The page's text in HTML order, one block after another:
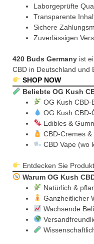
Laborgeprüfte
Transparente
Sichere
Zuverlässigen
420 Buds Germany ist
CBD in Deutschland und
SHOP NOW
Beliebte OG Kush
OG Kush CBD-
OG Kush CBD-
Edibles &
CBD-Cremes &
CBD Vape (wo
Entdecken Sie
Warum OG Kush
Natürlich &
Ganzheitlicher
Wachsende